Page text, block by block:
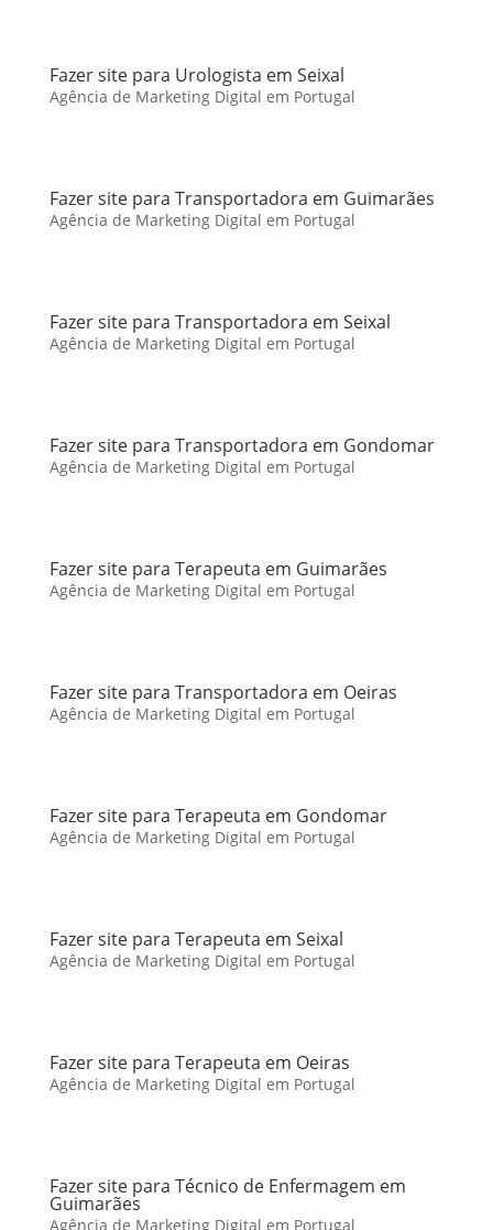
Fazer site para Urologista em Seixal
Agência de Marketing Digital em Portugal
Fazer site para Transportadora em Guimarães
Agência de Marketing Digital em Portugal
Fazer site para Transportadora em Seixal
Agência de Marketing Digital em Portugal
Fazer site para Transportadora em Gondomar
Agência de Marketing Digital em Portugal
Fazer site para Terapeuta em Guimarães
Agência de Marketing Digital em Portugal
Fazer site para Transportadora em Oeiras
Agência de Marketing Digital em Portugal
Fazer site para Terapeuta em Gondomar
Agência de Marketing Digital em Portugal
Fazer site para Terapeuta em Seixal
Agência de Marketing Digital em Portugal
Fazer site para Terapeuta em Oeiras
Agência de Marketing Digital em Portugal
Fazer site para Técnico de Enfermagem em
Guimarães
Agência de Marketing Digital em Portugal